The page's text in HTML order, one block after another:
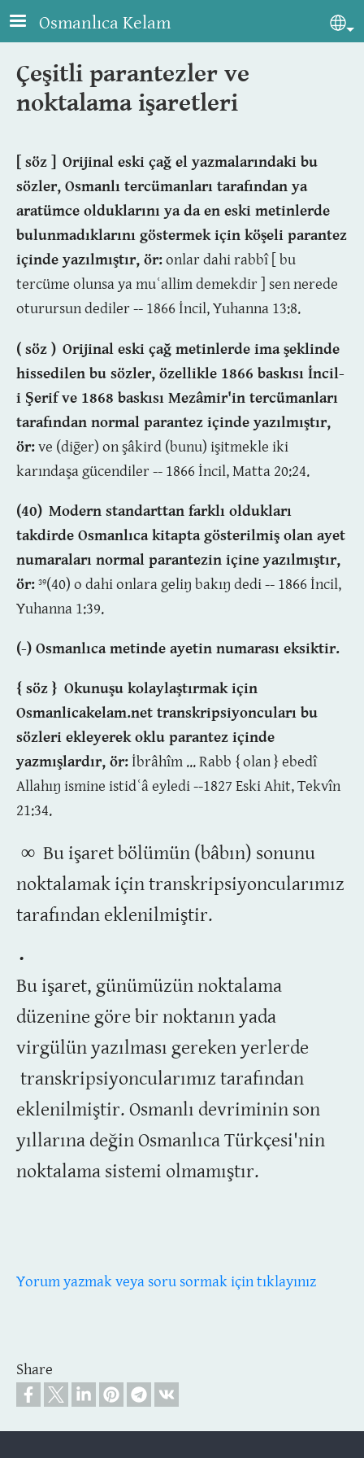
Skip to main content
Osmanlıca Kelam
Çeşitli parantezler ve
noktalama işaretleri
[ söz ]
Orijinal eski çağ el yazmalarındaki bu
sözler, Osmanlı tercümanları tarafından ya
aratümce olduklarını ya da en eski metinlerde
bulunmadıklarını göstermek için köşeli parantez
içinde yazılmıştır, ör:onlar dahi rabbî [ bu
tercüme olunsa ya muʿallim demekdir ] sen nerede
oturursun dediler -- 1866 İncil, Yuhanna 13:8.
( söz ) Orijinal eski çağ metinlerde ima şeklinde
hissedilen bu sözler, özellikle 1866 baskısı İncil-
i Şerif ve 1868 baskısı Mezâmir'in tercümanları
tarafından normal parantez içinde yazılmıştır,
ör:ve (diḡer) on şâkird (bunu) işitmekle iki
karındaşa gücendiler -- 1866 İncil, Matta 20:24.
(40) Modern standarttan farklı oldukları
takdirde Osmanlıca kitapta gösterilmiş olan ayet
numaraları normal parantezin içine yazılmıştır,
ör: 39(40) o dahi onlara geliŋ bakıŋ dedi -- 1866 İncil,
Yuhanna 1:39.
(-) Osmanlıca metinde ayetin numarası eksiktir.
{ söz } Okunuşu kolaylaştırmak için
Osmanlicakelam.net transkripsiyoncuları bu
sözleri ekleyerek oklu parantez içinde
yazmışlardır, ör:İbrâhîm ... Rabb { olan } ebedî
Allahıŋ ismine istidʿâ eyledi --1827 Eski Ahit, Tekvîn
21:34.
∞ Bu işaret bölümün (bâbın) sonunu
noktalamak için transkripsiyoncularımız
tarafından eklenilmiştir.
•
Bu işaret, günümüzün noktalama
düzenine göre bir noktanın yada
virgülün yazılması gereken yerlerde
transkripsiyoncularımız tarafından
eklenilmiştir. Osmanlı devriminin son
yıllarına değin Osmanlıca Türkçesi'nin
noktalama sistemi olmamıştır.
Yorum yazmak veya soru sormak için tıklayınız
Share